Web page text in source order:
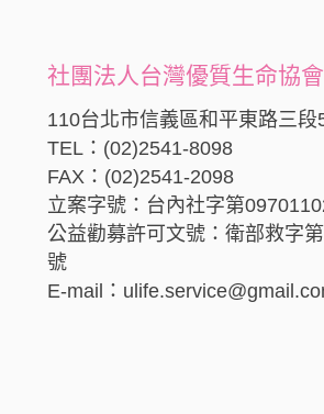
社團法人台灣優質生命協會
110台北市信義區和平東路三段
TEL：(02)2541-8098
FAX：(02)2541-2098
立案字號：台內社字第
公益勸募許可文號：衛部救字
號
E-mail：